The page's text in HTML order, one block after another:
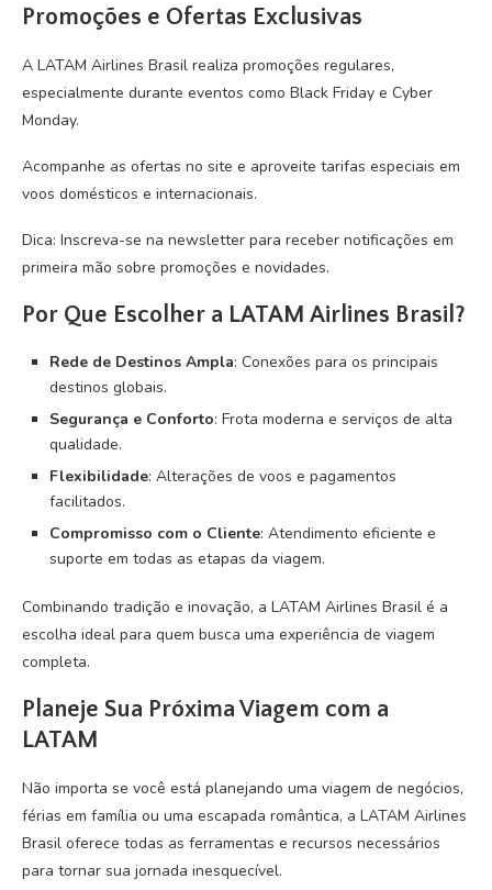
Promoções e Ofertas Exclusivas
A LATAM Airlines Brasil realiza promoções regulares,
especialmente durante eventos como Black Friday e Cyber
Monday.
Acompanhe as ofertas no site e aproveite tarifas especiais em
voos domésticos e internacionais.
Dica: Inscreva-se na newsletter para receber notificações em
primeira mão sobre promoções e novidades.
Por Que Escolher a LATAM Airlines Brasil?
Rede de Destinos Ampla: Conexões para os principais
destinos globais.
Segurança e Conforto: Frota moderna e serviços de alta
qualidade.
Flexibilidade: Alterações de voos e pagamentos
facilitados.
Compromisso com o Cliente: Atendimento eficiente e
suporte em todas as etapas da viagem.
Combinando tradição e inovação, a LATAM Airlines Brasil é a
escolha ideal para quem busca uma experiência de viagem
completa.
Planeje Sua Próxima Viagem com a
LATAM
Não importa se você está planejando uma viagem de negócios,
férias em família ou uma escapada romântica, a LATAM Airlines
Brasil oferece todas as ferramentas e recursos necessários
para tornar sua jornada inesquecível.